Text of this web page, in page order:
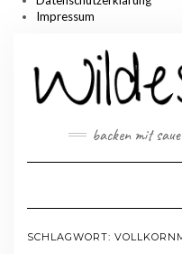
Impressum
content
backen mit
SCHLAGWORT: